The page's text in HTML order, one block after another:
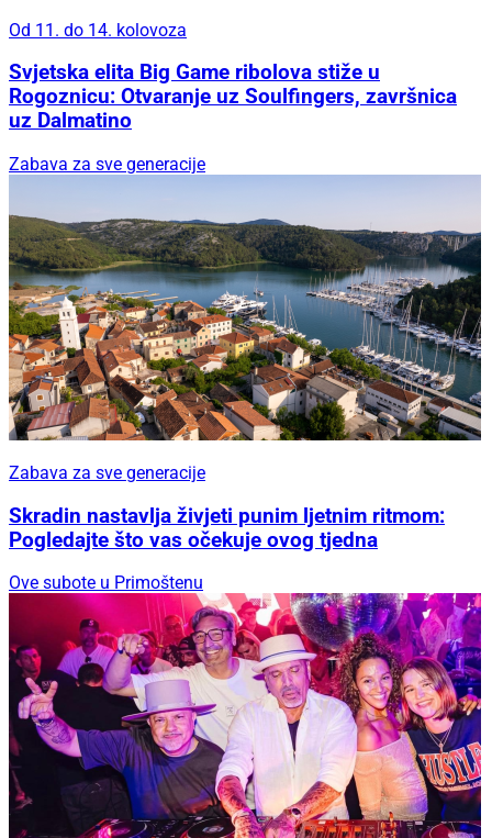
Od 11. do 14. kolovoza
Svjetska elita Big Game ribolova stiže u
Rogoznicu: Otvaranje uz Soulfingers, završnica
uz Dalmatino
Zabava za sve generacije
Zabava za sve generacije
Skradin nastavlja živjeti punim ljetnim ritmom:
Pogledajte što vas očekuje ovog tjedna
Ove subote u Primoštenu